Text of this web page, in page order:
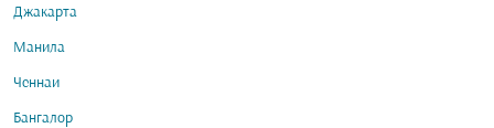
Джакарта
Манила
Ченнаи
Бангалор